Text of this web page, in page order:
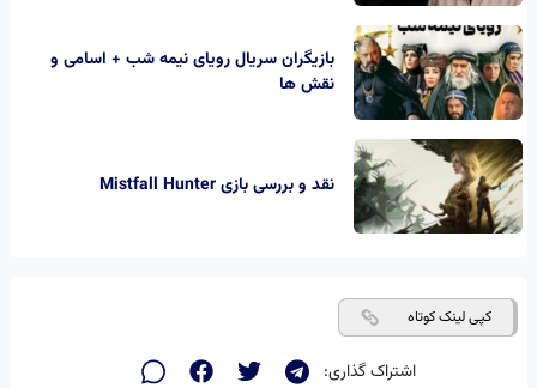
بازیگران سریال رویای نیمه شب + اسامی و
نقش ها
نقد و بررسی بازی Mistfall Hunter
کپی لینک کوتاه
اشتراک گذاری: